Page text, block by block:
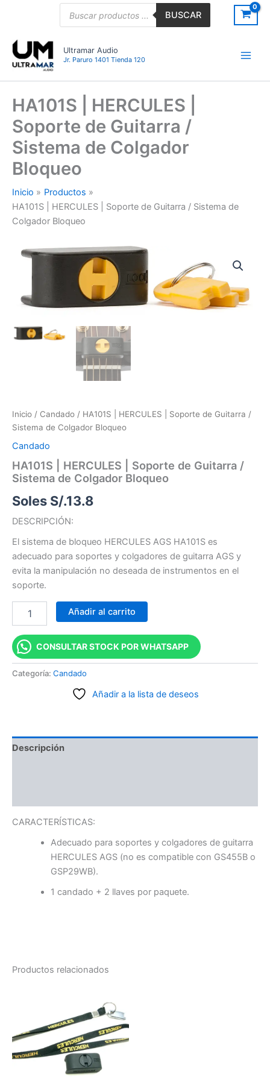
BUSCAR
Ultramar Audio
Jr. Paruro 1401 Tienda 120
HA101S | HERCULES |
Soporte de Guitarra /
Sistema de Colgador
Bloqueo
Inicio
Productos
HA101S | HERCULES | Soporte de Guitarra / Sistema de
Colgador Bloqueo
Inicio / Candado / HA101S | HERCULES | Soporte de Guitarra /
Sistema de Colgador Bloqueo
Candado
HA101S | HERCULES | Soporte de Guitarra /
Sistema de Colgador Bloqueo
Soles S/.13.8
DESCRIPCIÓN:
El sistema de bloqueo HERCULES AGS HA101S es
adecuado para soportes y colgadores de guitarra AGS y
evita la manipulación no deseada de instrumentos en el
soporte.
HA101S
HERCULES
Soporte
/
Añadir al carrito
CONSULTAR STOCK POR WHATSAPP
Categoría: Candado
Añadir a la lista de deseos
Descripción
CARACTERÍSTICAS:
Adecuado para soportes y colgadores de guitarra
HERCULES AGS (no es compatible con GS455B o
GSP29WB).
1 candado + 2 llaves por paquete.
Productos relacionados